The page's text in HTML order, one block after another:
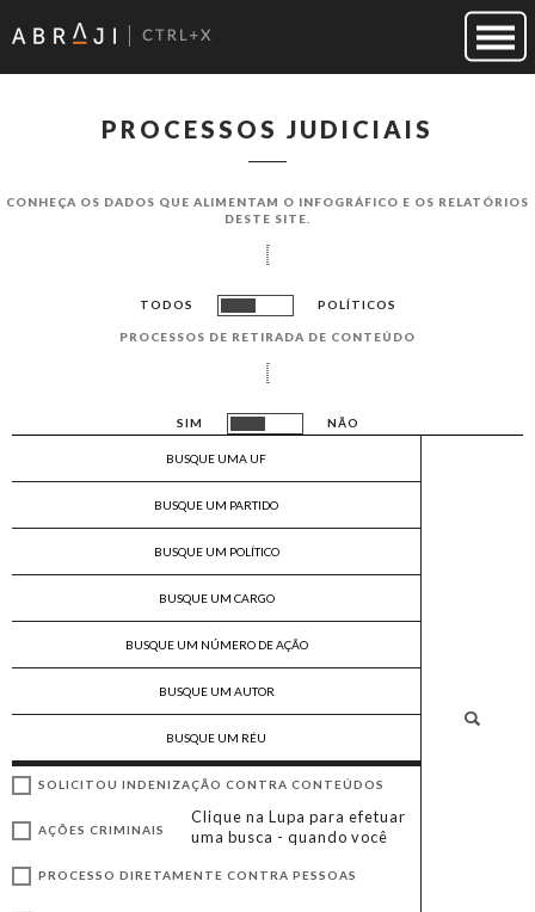
PROCESSOS JUDICIAIS
CONHEÇA OS DADOS QUE ALIMENTAM O INFOGRÁF​ICO E OS RELATÓRIOS
DESTE SITE.
TODOS POLÍTICOS
PROCESSOS DE RETIRADA DE CONTEÚDO
SIM NÃO
SOLICITOU INDENIZAÇÃO CONTRA CONTEÚDOS
AÇÕES CRIMINAIS
PROCESSO DIRETAMENTE CONTRA PESSOAS
Clique na Lupa para efetuar
uma busca - quando você